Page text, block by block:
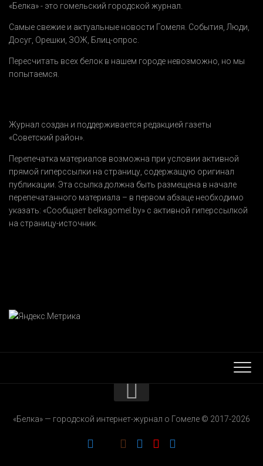
«Белка» - это гомельский городской журнал.
Самые свежие и актуальные новости Гомеля. События Люди
Досуг Орешки ЗОЖ Блиц-опрос
Пересчитать всех белок в нашем городе невозможно, но мы
попытаемся.
Журнал создан и поддерживается редакцией газеты
«Советский район».
Перепечатка материалов возможна при условии активной
прямой гиперссылки на страницу, содержащую оригинал
публикации. Эта ссылка должна быть размещена в начале
перепечатанного материала – в первом абзаце необходимо
указать: «Сообщает belkagomel.by» с активной гиперссылкой
на страницу-источник.
РЕКЛАМОДАТЕЛЯМ
«Белка» — городской интернет-журнал о Гомеле © 2017-2026